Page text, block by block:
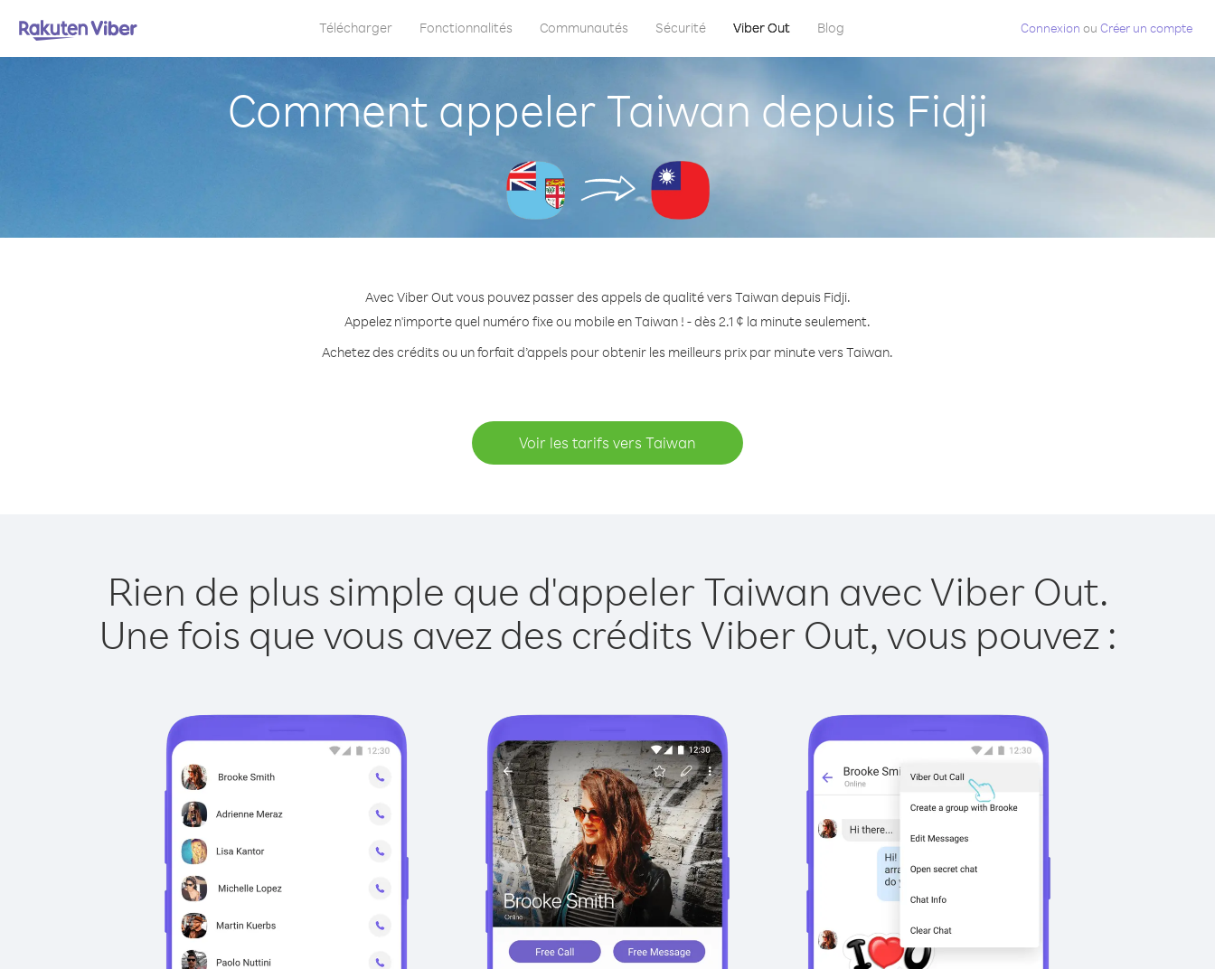
Télécharger Fonctionnalités Communautés Sécurité Viber Out Blog Connexion ou Créer un compte
Comment appeler Taiwan depuis Fidji
Avec Viber Out vous pouvez passer des appels de qualité vers Taiwan depuis Fidji.
Appelez n'importe quel numéro fixe ou mobile en Taiwan ! - dès 2.1 ¢ la minute seulement.
Achetez des crédits ou un forfait d’appels pour obtenir les meilleurs prix par minute vers Taiwan.
Voir les tarifs vers Taiwan
Rien de plus simple que d'appeler Taiwan avec Viber Out.
Une fois que vous avez des crédits Viber Out, vous pouvez :